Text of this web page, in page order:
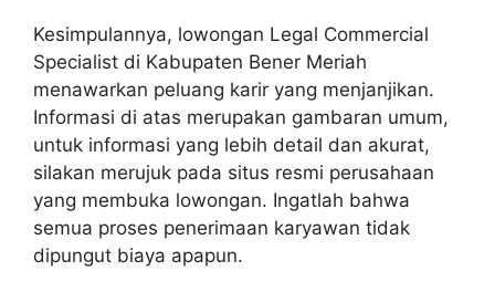
Kesimpulannya, lowongan Legal Commercial
Specialist di Kabupaten Bener Meriah
menawarkan peluang karir yang menjanjikan.
Informasi di atas merupakan gambaran umum,
untuk informasi yang lebih detail dan akurat,
silakan merujuk pada situs resmi perusahaan
yang membuka lowongan. Ingatlah bahwa
semua proses penerimaan karyawan tidak
dipungut biaya apapun.